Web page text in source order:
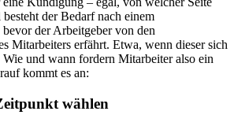
der Bedarf nach einem
der Arbeitgeber von den
Mitarbeiters erfährt. Etwa, wenn dieser sich
Wie und wann fordern Mitarbeiter also ein
kommt es an:
wählen